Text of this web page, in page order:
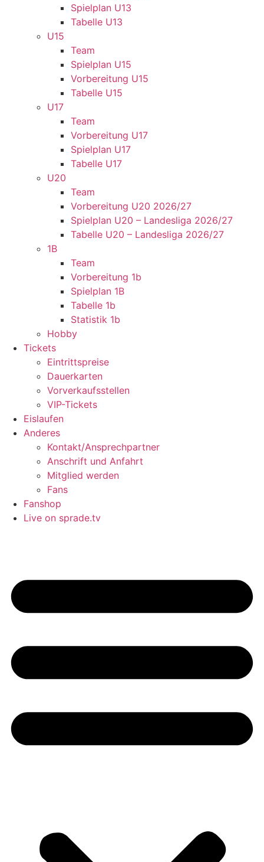
Spielplan U13
Tabelle U13
U15
Team
Spielplan U15
Vorbereitung U15
Tabelle U15
U17
Team
Vorbereitung U17
Spielplan U17
Tabelle U17
U20
Team
Vorbereitung U20 2026/27
Spielplan U20 – Landesliga 2026/27
Tabelle U20 – Landesliga 2026/27
1B
Team
Vorbereitung 1b
Spielplan 1B
Tabelle 1b
Statistik 1b
Hobby
Tickets
Eintrittspreise
Dauerkarten
Vorverkaufsstellen
VIP-Tickets
Eislaufen
Anderes
Kontakt/Ansprechpartner
Anschrift und Anfahrt
Mitglied werden
Fans
Fanshop
Live on sprade.tv